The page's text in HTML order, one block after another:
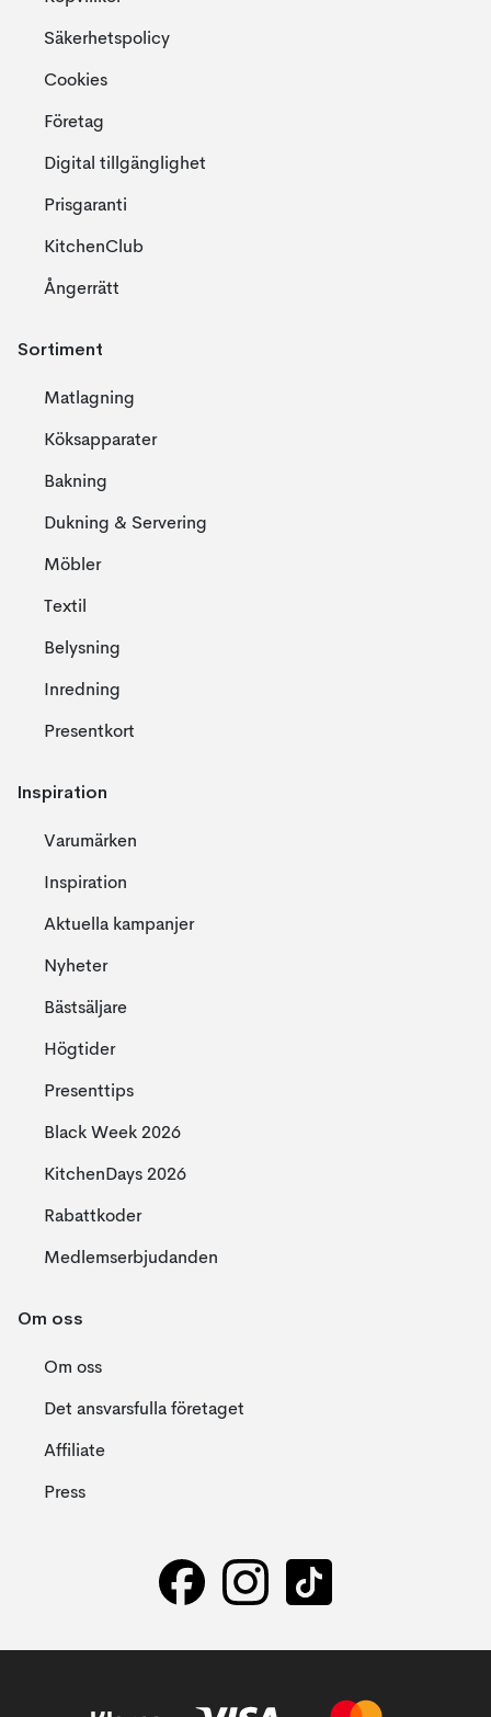
Säkerhetspolicy
Cookies
Företag
Digital tillgänglighet
Prisgaranti
KitchenClub
Ångerrätt
Sortiment
Matlagning
Köksapparater
Bakning
Dukning & Servering
Möbler
Textil
Belysning
Inredning
Presentkort
Inspiration
Varumärken
Inspiration
Aktuella kampanjer
Nyheter
Bästsäljare
Högtider
Presenttips
Black Week 2026
KitchenDays 2026
Rabattkoder
Medlemserbjudanden
Om oss
Om oss
Det ansvarsfulla företaget
Affiliate
Press